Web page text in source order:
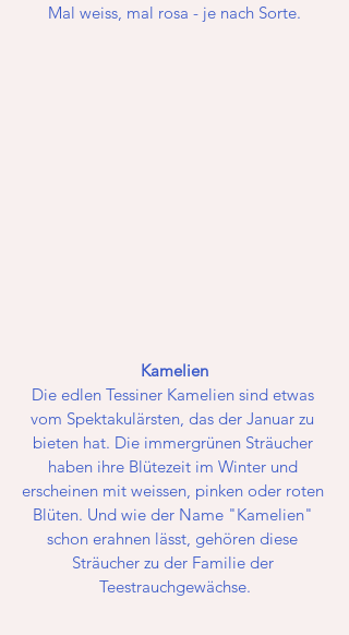
Mal weiss, mal rosa - je nach Sorte.
Kamelien
Die edlen Tessiner Kamelien sind etwas
vom Spektakulärsten, das der Januar zu
bieten hat. Die immergrünen Sträucher
haben ihre Blütezeit im Winter und
erscheinen mit weissen, pinken oder roten
Blüten. Und wie der Name "Kamelien"
schon erahnen lässt, gehören diese
Sträucher zu der Familie der
Teestrauchgewächse.